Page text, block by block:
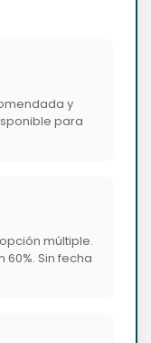
y
para
múltiple.
60%. Sin fecha